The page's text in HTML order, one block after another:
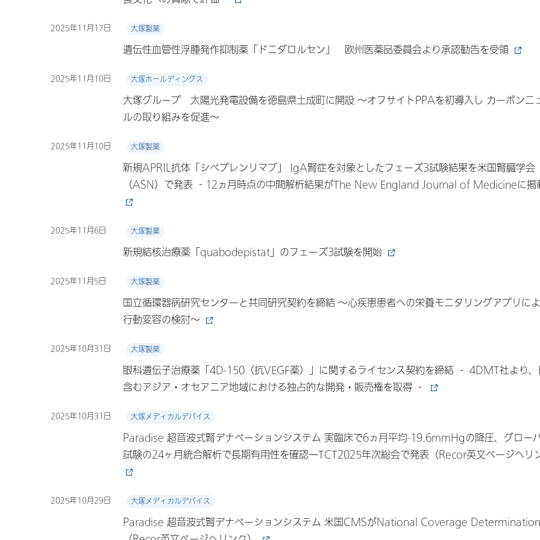
2025年11月17日 大塚製薬
遺伝性血管性浮腫発作抑制薬「ドニダロルセン」 欧州医薬品委員会より承認勧告を受領
2025年11月10日 大塚ホールディングス
大塚グループ 太陽光発電設備を徳島県土成町に開設 ～オフサイトPPAを初導入し カーボンニ
ルの取り組みを促進～
2025年11月10日 大塚製薬
新規APRIL抗体「シベプレンリマブ」 IgA腎症を対象としたフェーズ3試験結果を米国腎臓学会
（ASN）で発表 ‐12ヵ月時点の中間解析結果がThe New England Journal of Medicineに
2025年11月6日 大塚製薬
新規結核治療薬「quabodepistat」のフェーズ3試験を開始
2025年11月5日 大塚製薬
国立循環器病研究センターと共同研究契約を締結 〜心疾患患者への栄養モニタリングアプリに
行動変容の検討〜
2025年10月31日 大塚製薬
眼科遺伝子治療薬「4D-150（抗VEGF薬）」に関するライセンス契約を締結 ‐ 4DMT社より、
含むアジア・オセアニア地域における独占的な開発・販売権を取得 ‐
2025年10月31日 大塚メディカルデバイス
Paradise 超音波式腎デナベーションシステム 実臨床で6ヵ月平均-19.6mmHgの降圧、グロー
試験の24ヶ月統合解析で長期有用性を確認―TCT2025年次総会で発表（Recor英文ページへリン
2025年10月29日 大塚メディカルデバイス
Paradise 超音波式腎デナベーションシステム 米国CMSがNational Coverage